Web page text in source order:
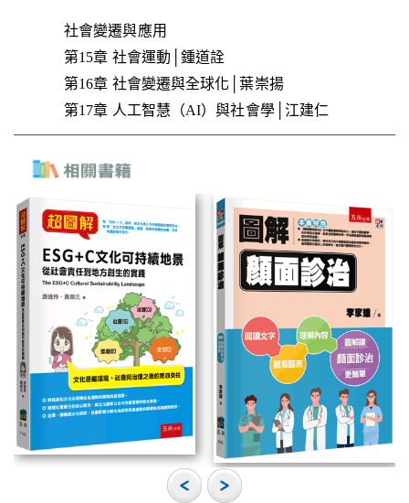
社會變遷與應用
第15章 社會運動│鍾道詮
第16章 社會變遷與全球化│葉崇揚
第17章 人工智慧（AI）與社會學│江建仁